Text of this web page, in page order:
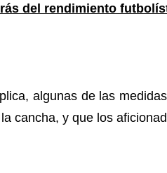
del rendimiento
algunas de las
cancha, y que los